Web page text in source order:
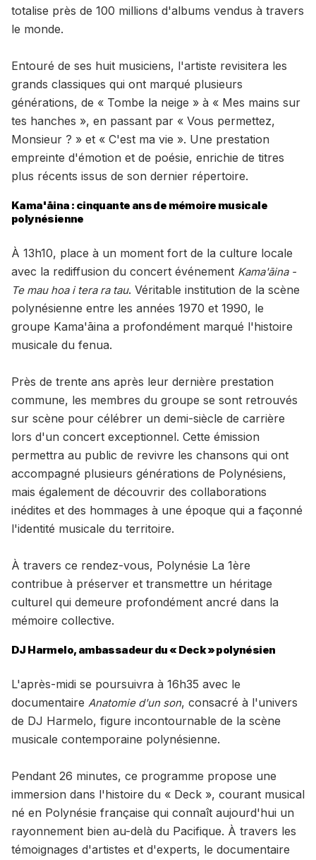
totalise près de 100 millions d'albums vendus à travers
le monde.
Entouré de ses huit musiciens, l'artiste revisitera les
grands classiques qui ont marqué plusieurs
générations, de « Tombe la neige » à « Mes mains sur
tes hanches », en passant par « Vous permettez,
Monsieur ? » et « C'est ma vie ». Une prestation
empreinte d'émotion et de poésie, enrichie de titres
plus récents issus de son dernier répertoire.
Kama'āina : cinquante ans de mémoire musicale
polynésienne
À 13h10, place à un moment fort de la culture locale
avec la rediffusion du concert événement Kama'āina -
Te mau hoa i tera ra tau. Véritable institution de la scène
polynésienne entre les années 1970 et 1990, le
groupe Kama'āina a profondément marqué l'histoire
musicale du fenua.
Près de trente ans après leur dernière prestation
commune, les membres du groupe se sont retrouvés
sur scène pour célébrer un demi-siècle de carrière
lors d'un concert exceptionnel. Cette émission
permettra au public de revivre les chansons qui ont
accompagné plusieurs générations de Polynésiens,
mais également de découvrir des collaborations
inédites et des hommages à une époque qui a façonné
l'identité musicale du territoire.
À travers ce rendez-vous, Polynésie La 1ère
contribue à préserver et transmettre un héritage
culturel qui demeure profondément ancré dans la
mémoire collective.
DJ Harmelo, ambassadeur du « Deck » polynésien
L'après-midi se poursuivra à 16h35 avec le
documentaire Anatomie d'un son, consacré à l'univers
de DJ Harmelo, figure incontournable de la scène
musicale contemporaine polynésienne.
Pendant 26 minutes, ce programme propose une
immersion dans l'histoire du « Deck », courant musical
né en Polynésie française qui connaît aujourd'hui un
rayonnement bien au-delà du Pacifique. À travers les
témoignages d'artistes et d'experts, le documentaire